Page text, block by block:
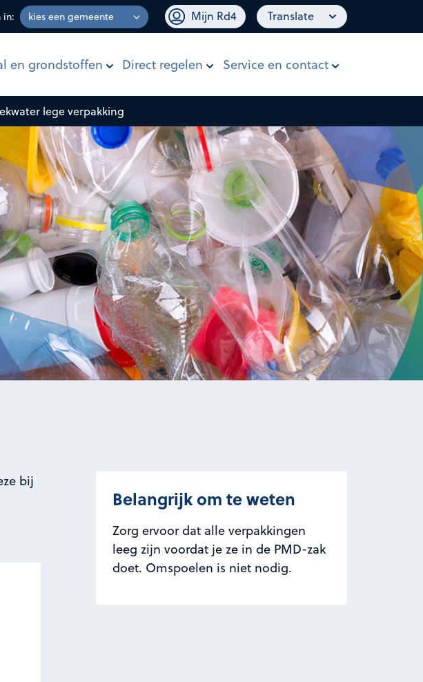
in: Mijn Rd4 Translate
en grondstoffen Direct regelen Service en contact
lege verpakking
bij
Belangrijk om te weten
Zorg ervoor dat alle verpakkingen
leeg zijn voordat je ze in de PMD-zak
doet. Omspoelen is niet nodig.